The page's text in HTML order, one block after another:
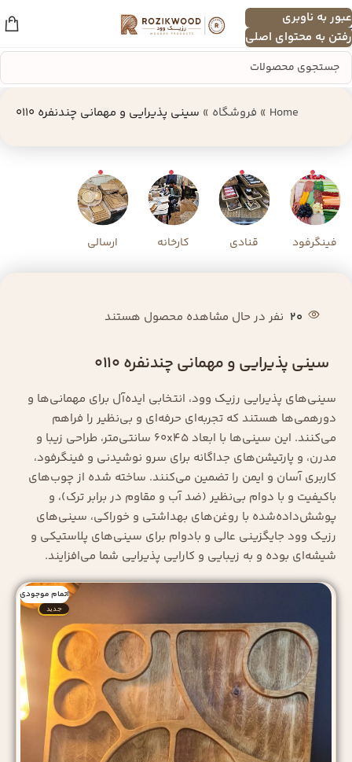
عبور به ناوبری
رفتن به محتوای اصلی
منو
Home
» فروشگاه » سینی پذیرایی و مهمانی چندنفره 0110
فینگرفود قنادی کارخانه ارسالی
20 نفر در حال مشاهده محصول هستند
سینی پذیرایی و مهمانی چندنفره 0110
سینی‌های پذیرایی رزیک وود، انتخابی ایده‌آل برای مهمانی‌ها و
دورهمی‌ها هستند که تجربه‌ای حرفه‌ای و بی‌نظیر را فراهم
می‌کنند. این سینی‌ها با ابعاد ۶۰x۴۵ سانتی‌متر، طراحی زیبا و
مدرن، و پارتیشن‌های جداگانه برای سرو نوشیدنی و فینگرفود،
کاربری آسان و ایمن را تضمین می‌کنند. ساخته شده از چوب‌های
باکیفیت و با دوام بی‌نظیر (ضد آب و مقاوم در برابر ترک)، و
پوشش‌داده‌شده با روغن‌های بهداشتی و خوراکی، سینی‌های
رزیک وود جایگزینی عالی و بادوام برای سینی‌های پلاستیکی و
شیشه‌ای بوده و به زیبایی و کارایی پذیرایی شما می‌افزایند.
اتمام موجودی
جدید